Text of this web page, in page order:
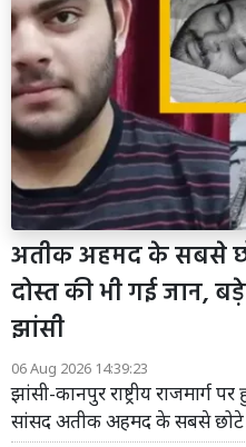
अतीक अहमद के सबसे
दोस्त की भी गई जान,
झांसी
06 Aug 2026 14:39:23
झांसी-कानपुर राष्ट्रीय राजमार्ग
सांसद अतीक अहमद के सबसे